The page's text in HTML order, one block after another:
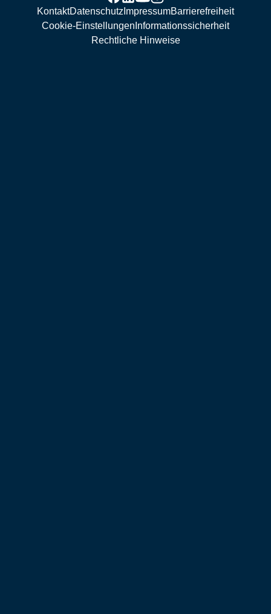
KontaktDatenschutz ImpressumBarrierefreiheit
Cookie-Einstellungen Informationssicherheit
Rechtliche Hinweise